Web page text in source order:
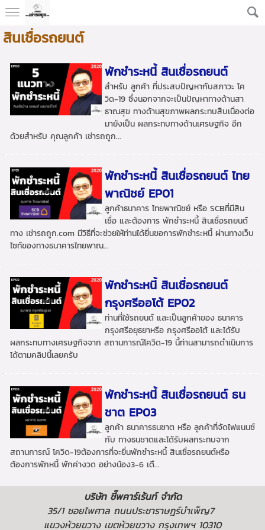
สินเชื่อรถยนต์
พักชำระหนี้ สินเชื่อรถยนต์
สำหรับ ลูกค้า ที่ประสบปัญหากับสภาวะ โค
วิด-19 ซึ่งนอกจากจะเป็นปัญหาทางด้านสา
ธาณสุข ทางด้านสุขภาพผลกระทบสืบเนื่องต่อ
มายังเป็น ผลกระทบทางด้านเศรษฐกิจ อีก
ด้วยสำหรับ คุณลูกค้า เช่ารถถูก...
พักชำระหนี้ สินเชื่อรถยนต์ ไทย
พาณิชย์ EP01
ลูกค้าธนาคาร ไทยพาณิชย์ หรือ SCBที่มีสิน
เชื่อ และต้องการ พักชำระหนี้ สินเชื่อรถยนต์
ทาง เช่ารถถูก.com มีวิธีที่จะช่วยให้ท่านได้ยื่นขอการพักชำระหนี้ ผ่านทางเว็บ
ไซท์ของทางธนาคารไทยพาณ...
พักชำระหนี้ สินเชื่อรถยนต์
กรุงศรีออโต้ EP02
ท่านที่ใช้รถยนต์ และเป็นลูกค้าของ ธนาคาร
กรุงศรีอยุธยาหรือ กรุงศรีออโต้ และได้รับ
ผลกระทบทางเศรษฐกิจจาก สถานการณ์โควิด-19 นี้ท่านสามารถดำเนินการ
ได้ตามคลิปนี้เลยครับ
พักชำระหนี้ สินเชื่อรถยนต์ ธน
ชาต EP03
ลูกค้า ธนาคารธนชาต หรือ ลูกค้าที่จัดไฟแนนซ์
กับ ทางธนชาตและได้รับผลกระทบจาก
สถานการณ์ โควิด-19ต้องการที่จะยื่นพักชำระหนี้ สินเชื่อรถยนต์หรือ
ต้องการพักหนี้ พักค่างวด อย่างน้อง3-6 เดื...
บริษัท ชี๊พคาร์เร้นท์ จำกัด
35/1 ซอยไพศาล ถนนประชาราษฎร์บำเพ็ญ7
แขวงห้วยขวาง เขตห้วยขวาง กรุงเทพฯ 10310